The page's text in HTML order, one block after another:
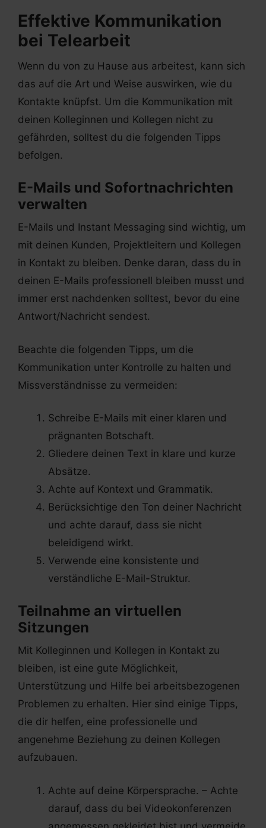
Effektive Kommunikation
bei Telearbeit
Wenn du von zu Hause aus arbeitest, kann sich
das auf die Art und Weise auswirken, wie du
Kontakte knüpfst. Um die Kommunikation mit
deinen Kolleginnen und Kollegen nicht zu
gefährden, solltest du die folgenden Tipps
befolgen.
E-Mails und Sofortnachrichten
verwalten
E-Mails und Instant Messaging sind wichtig, um
mit deinen Kunden, Projektleitern und Kollegen
in Kontakt zu bleiben. Denke daran, dass du in
deinen E-Mails professionell bleiben musst und
immer erst nachdenken solltest, bevor du eine
Antwort/Nachricht sendest.
Beachte die folgenden Tipps, um die
Kommunikation unter Kontrolle zu halten und
Missverständnisse zu vermeiden:
Schreibe E-Mails mit einer klaren und
prägnanten Botschaft.
Gliedere deinen Text in klare und kurze
Absätze.
Achte auf Kontext und Grammatik.
Berücksichtige den Ton deiner Nachricht
und achte darauf, dass sie nicht
beleidigend wirkt.
Verwende eine konsistente und
verständliche E-Mail-Struktur.
Teilnahme an virtuellen
Sitzungen
Mit Kolleginnen und Kollegen in Kontakt zu
bleiben, ist eine gute Möglichkeit,
Unterstützung und Hilfe bei arbeitsbezogenen
Problemen zu erhalten. Hier sind einige Tipps,
die dir helfen, eine professionelle und
angenehme Beziehung zu deinen Kollegen
aufzubauen.
Achte auf deine Körpersprache. – Achte
darauf, dass du bei Videokonferenzen